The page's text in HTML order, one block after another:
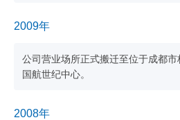
2009年
公司营业场所正式搬迁至位于成都
国航世纪中心。
2008年